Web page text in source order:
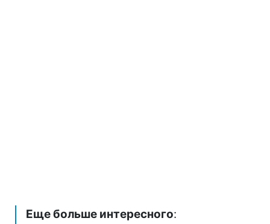
Еще больше интересного: